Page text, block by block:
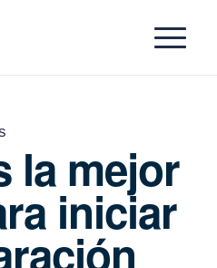
la mejor
iniciar